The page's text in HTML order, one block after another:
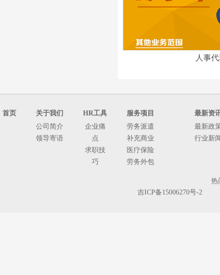
人事
首页
关于我们
公司简介
领导寄语
HR工具
企业痛
点
求职技
巧
服务项目
劳务派遣
补充商业
医疗保险
劳务外包
最新资
最新政
行业新
热
吉ICP备15006270号-2